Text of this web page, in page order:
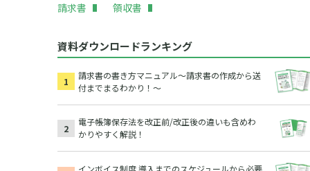
請求書
領収書
資料ダウンロードランキング
請求書の書き方マニュアル～請求書の作成から送
付までまるわかり！～
電子帳簿保存法を改正前/改正後の違いも含めわ
かりやすく解説！